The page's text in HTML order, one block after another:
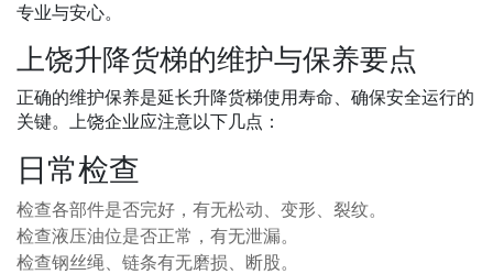
专业与安心。
上饶升降货梯的维护与保养要点
正确的维护保养是延长升降货梯使用寿命、确保安全运行的
关键。上饶企业应注意以下几点：
日常检查
检查各部件是否完好，有无松动、变形、裂纹。
检查液压油位是否正常，有无泄漏。
检查钢丝绳、链条有无磨损、断股。